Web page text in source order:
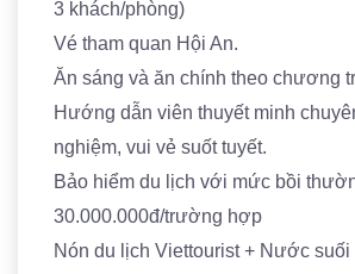
GA LOUVRE. Quý khách tham quan
– FRENCH VILLAGEtái hiện một
và lãng mạn với tổ hợp công trình
quảng trường, nhà thờ, thị trấn, làng
Đến với Làng Pháp, du khách như
gian, trải nghiệm không gian sống
thơ của một trong những quốc gia
3 khách/phòng)
Vé tham quan Hội An.
Ăn sáng và ăn chính theo chương
Hướng dẫn viên thuyết minh
nghiệm, vui vẻ suốt tuyết.
Bảo hiểm du lịch với mức bồi
30.000.000đ/trường hợp
Nón du lịch Viettourist + Nước suối